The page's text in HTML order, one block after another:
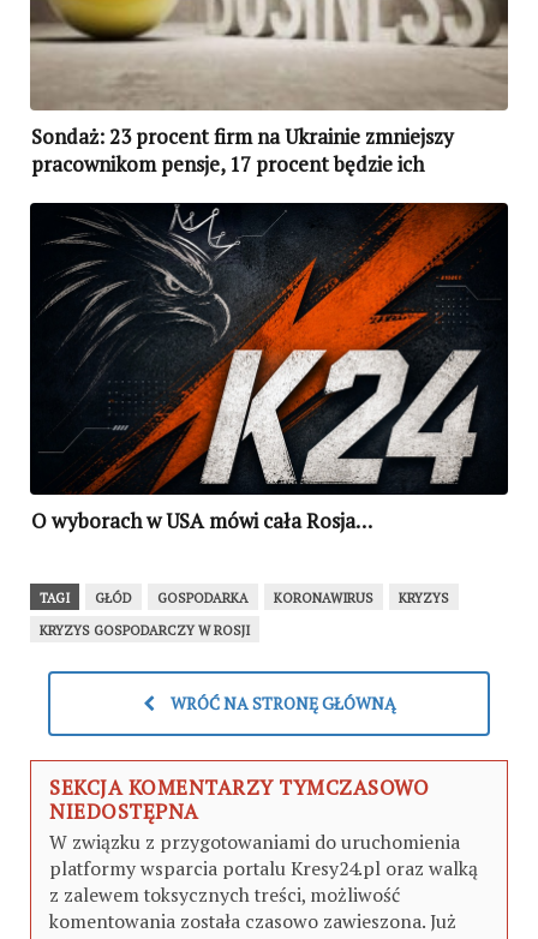
Sondaż: 23 procent firm na Ukrainie zmniejszy
pracownikom pensje, 17 procent będzie ich
O wyborach w USA mówi cała Rosja…
TAGI GŁÓD GOSPODARKA KORONAWIRUS
KRYZYS
KRYZYS GOSPODARCZY W ROSJI
WRÓĆ NA STRONĘ GŁÓWNĄ
SEKCJA KOMENTARZY TYMCZASOWO
NIEDOSTĘPNA
W związku z przygotowaniami do uruchomienia
platformy wsparcia portalu Kresy24.pl oraz walką
z zalewem toksycznych treści, możliwość
komentowania została czasowo zawieszona. Już